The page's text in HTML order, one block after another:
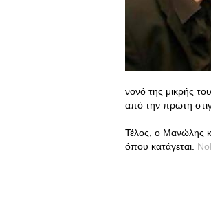
νονό της μικρής
από την πρώτη
Τέλος, ο Μανώλης
όπου κατάγεται.